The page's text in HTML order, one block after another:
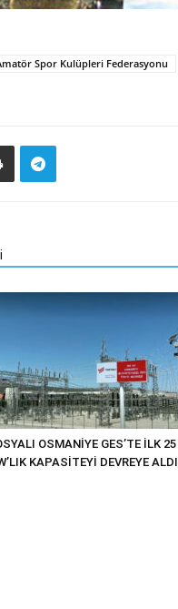
Spor Kulüpleri Federasyonu
OSMANİYE GES’TE İLK 25
KAPASİTEYİ DEVREYE ALDI